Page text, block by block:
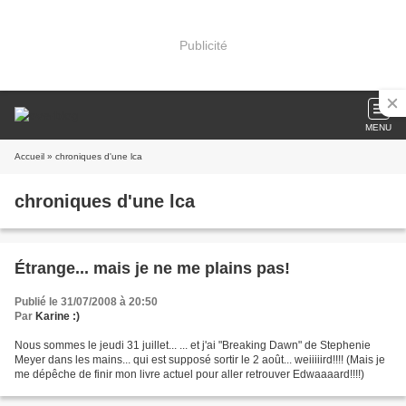
Publicité
MENU
Accueil » chroniques d'une lca
chroniques d'une lca
Étrange... mais je ne me plains pas!
Publié le 31/07/2008 à 20:50
Par Karine :)
Nous sommes le jeudi 31 juillet... ... et j'ai "Breaking Dawn" de Stephenie
Meyer dans les mains... qui est supposé sortir le 2 août... weiiiiird!!!! (Mais je
me dépêche de finir mon livre actuel pour aller retrouver Edwaaaard!!!!)